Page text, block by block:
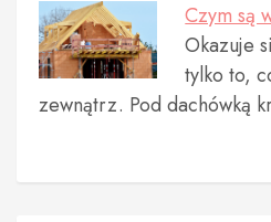
Czym są
Okazuje
tylko to,
zewnątrz. Pod dachówką